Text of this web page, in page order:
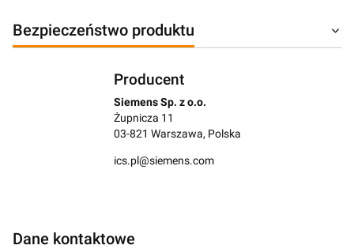
Bezpieczeństwo produktu
Producent
Siemens Sp. z o.o.
Żupnicza 11
03-821 Warszawa, Polska
ics.pl@siemens.com
Dane kontaktowe